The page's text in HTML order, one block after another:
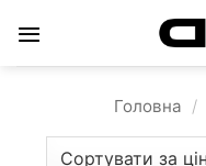
Головна /